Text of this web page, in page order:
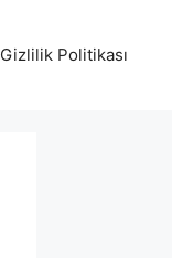
Gizlilik Politikası